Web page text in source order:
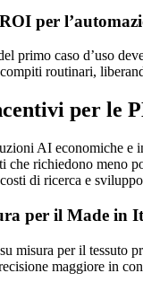
per
primo caso d’uso
routinari,
per le
AI economiche
richiedono meno
di ricerca e
per il Made in
misura per il tessuto
maggiore in